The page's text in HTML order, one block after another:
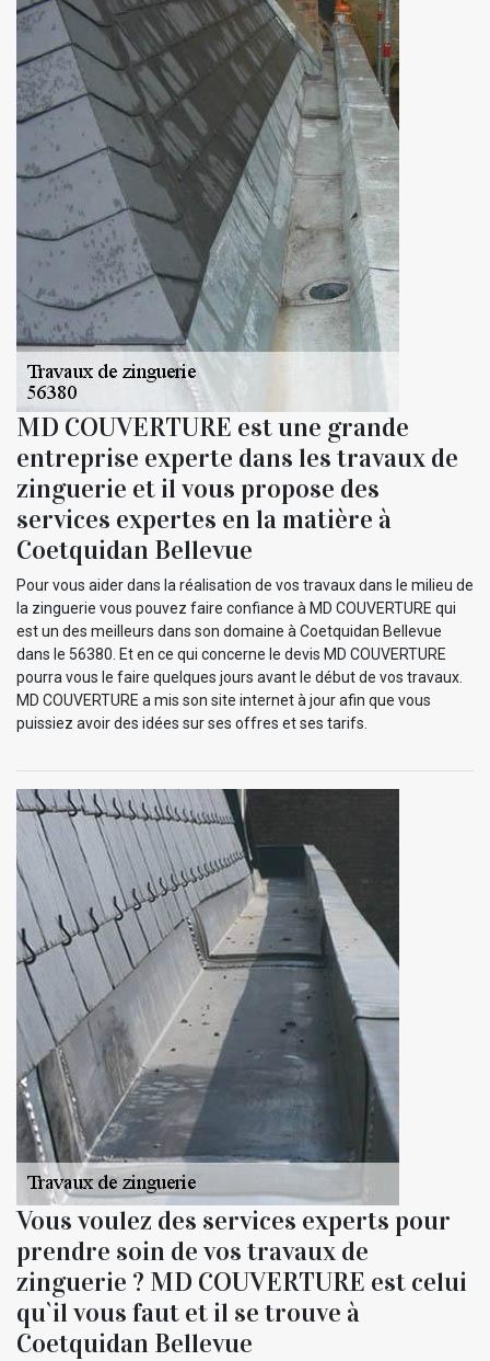
MD COUVERTURE est une grande
entreprise experte dans les travaux de
zinguerie et il vous propose des
services expertes en la matière à
Coetquidan Bellevue
Pour vous aider dans la réalisation de vos travaux dans le milieu de
la zinguerie vous pouvez faire confiance à MD COUVERTURE qui
est un des meilleurs dans son domaine à Coetquidan Bellevue
dans le 56380. Et en ce qui concerne le devis MD COUVERTURE
pourra vous le faire quelques jours avant le début de vos travaux.
MD COUVERTURE a mis son site internet à jour afin que vous
puissiez avoir des idées sur ses offres et ses tarifs.
Vous voulez des services experts pour
prendre soin de vos travaux de
zinguerie ? MD COUVERTURE est celui
qu`il vous faut et il se trouve à
Coetquidan Bellevue